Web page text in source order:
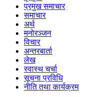
प्रमुख समाचार
समाचार
अर्थ
मनोरञ्जन
विचार
अन्तरबार्ता
लेख
स्वास्थ चर्चा
सूचना प्रविधि
नीति तथा कार्यक्रम